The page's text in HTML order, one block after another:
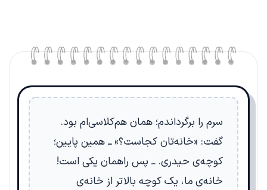
سرم را برگرداندم؛ همان هم‌کلاسی‌ام بود.
گفت: «خانه‌تان کجاست؟» ــ همین پایین؛
کوچه‌ی حیدری. ــ پس راهمان یکی است!
خانه‌ی ما، یک کوچه بالاتر از خانه‌ی